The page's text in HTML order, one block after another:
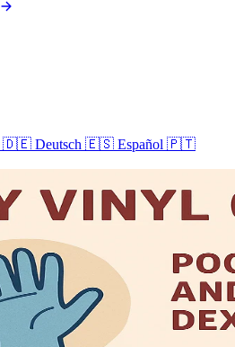
🇩🇪 Deutsch 🇪🇸 Español 🇵🇹